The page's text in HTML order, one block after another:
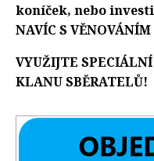
koníček, nebo
NAVÍC S
VYUŽIJTE
KLANU SBĚRATELŮ!